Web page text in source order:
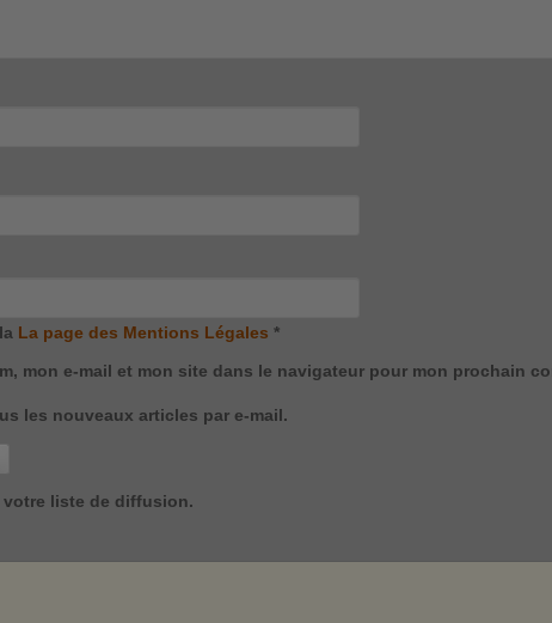
La page des Mentions Légales *
mon e-mail et mon site dans le navigateur pour mon prochain
les nouveaux articles par e-mail.
votre liste de diffusion.